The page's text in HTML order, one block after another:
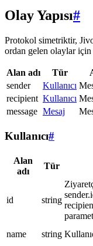
Olay Yapısı#
Protokol simetriktir,
ordan gelen olaylar için
Alan adı Tür
sender
Kullanıcı
recipient Kullanıcı
message Mesaj
Kullanıcı#
Alan
adı
Tür
id string
name string